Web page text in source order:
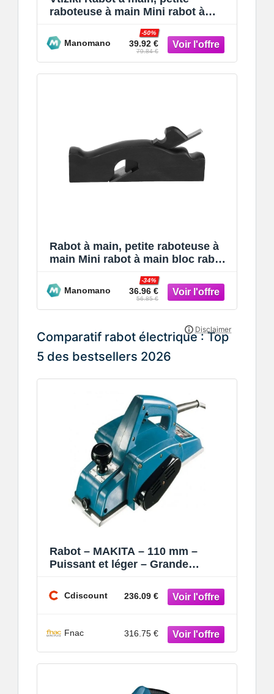
raboteuse à main Mini rabot à
Manomano 39.92 €
-50%
79.84 €
Rabot à main, petite raboteuse à
main Mini rabot à main bloc rabot
Manomano 36.96 €
-34%
56.85 €
Comparatif rabot électrique : Top
5 des bestsellers 2026
Rabot – MAKITA – 110 mm –
Puissant et léger – Grande
Cdiscount 236.09 €
Fnac 316.75 €